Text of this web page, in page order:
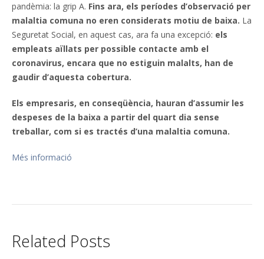
pandèmia: la grip A. Fins ara, els períodes d’observació per
malaltia comuna no eren considerats motiu de baixa. La
Seguretat Social, en aquest cas, ara fa una excepció: els
empleats aïllats per possible contacte amb el
coronavirus, encara que no estiguin malalts, han de
gaudir d’aquesta cobertura.
Els empresaris, en conseqüència, hauran d’assumir les
despeses de la baixa a partir del quart dia sense
treballar, com si es tractés d’una malaltia comuna.
Més informació
Related Posts